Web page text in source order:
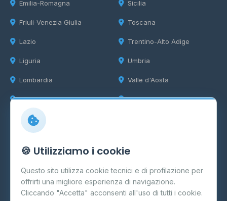
Emilia-Romagna
Friuli-Venezia Giulia
Lazio
Liguria
Lombardia
Marche
Sicilia
Toscana
Trentino-Alto Adige
Umbria
Valle d'Aosta
Veneto
Info
Cos'è il GPL
FAQ
Contatti
🍪 Utilizziamo i cookie
Questo sito utilizza cookie tecnici e di profilazione per
offrirti una migliore esperienza di navigazione.
Cliccando "Accetta" acconsenti all'uso di tutti i cookie.